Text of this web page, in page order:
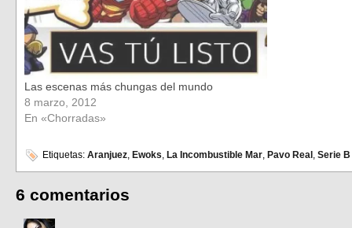
Las escenas más chungas del mundo
8 marzo, 2012
En «Chorradas»
Etiquetas: Aranjuez, Ewoks, La Incombustible Mar, Pavo Real , Serie B
6 comentarios